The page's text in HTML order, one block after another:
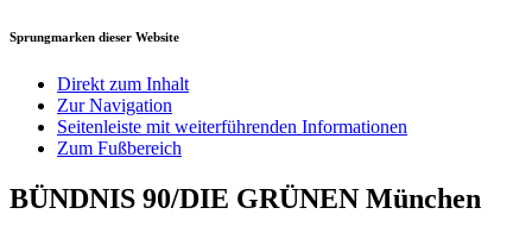
Sprungmarken dieser Website
Direkt zum Inhalt
Zur Navigation
Seitenleiste mit weiterführenden Informationen
Zum Fußbereich
BÜNDNIS 90/DIE GRÜNEN München